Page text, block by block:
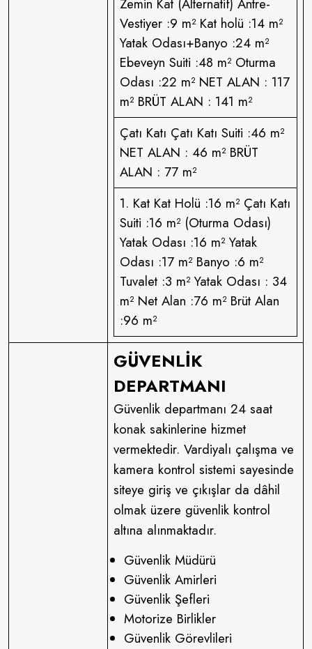
Zemin Kat (Alternatif) Antre-
Vestiyer :9 m² Kat holü :14 m²
Yatak Odası+Banyo :24 m²
Ebeveyn Suiti :48 m² Oturma
Odası :22 m² NET ALAN : 117
m² BRÜT ALAN : 141 m²
Çatı Katı Çatı Katı Suiti :46 m²
NET ALAN : 46 m² BRÜT
ALAN : 77 m²
1. Kat Kat Holü :16 m² Çatı Katı
Suiti :16 m² (Oturma Odası)
Yatak Odası :16 m² Yatak
Odası :17 m² Banyo :6 m²
Tuvalet :3 m² Yatak Odası : 34
m² Net Alan :76 m² Brüt Alan
:96 m²
GÜVENLİK
DEPARTMANI
Güvenlik departmanı 24 saat
konak sakinlerine hizmet
vermektedir. Vardiyalı çalışma ve
kamera kontrol sistemi sayesinde
siteye giriş ve çıkışlar da dâhil
olmak üzere güvenlik kontrol
altına alınmaktadır.
Güvenlik Müdürü
Güvenlik Amirleri
Güvenlik Şefleri
Motorize Birlikler
Güvenlik Görevlileri